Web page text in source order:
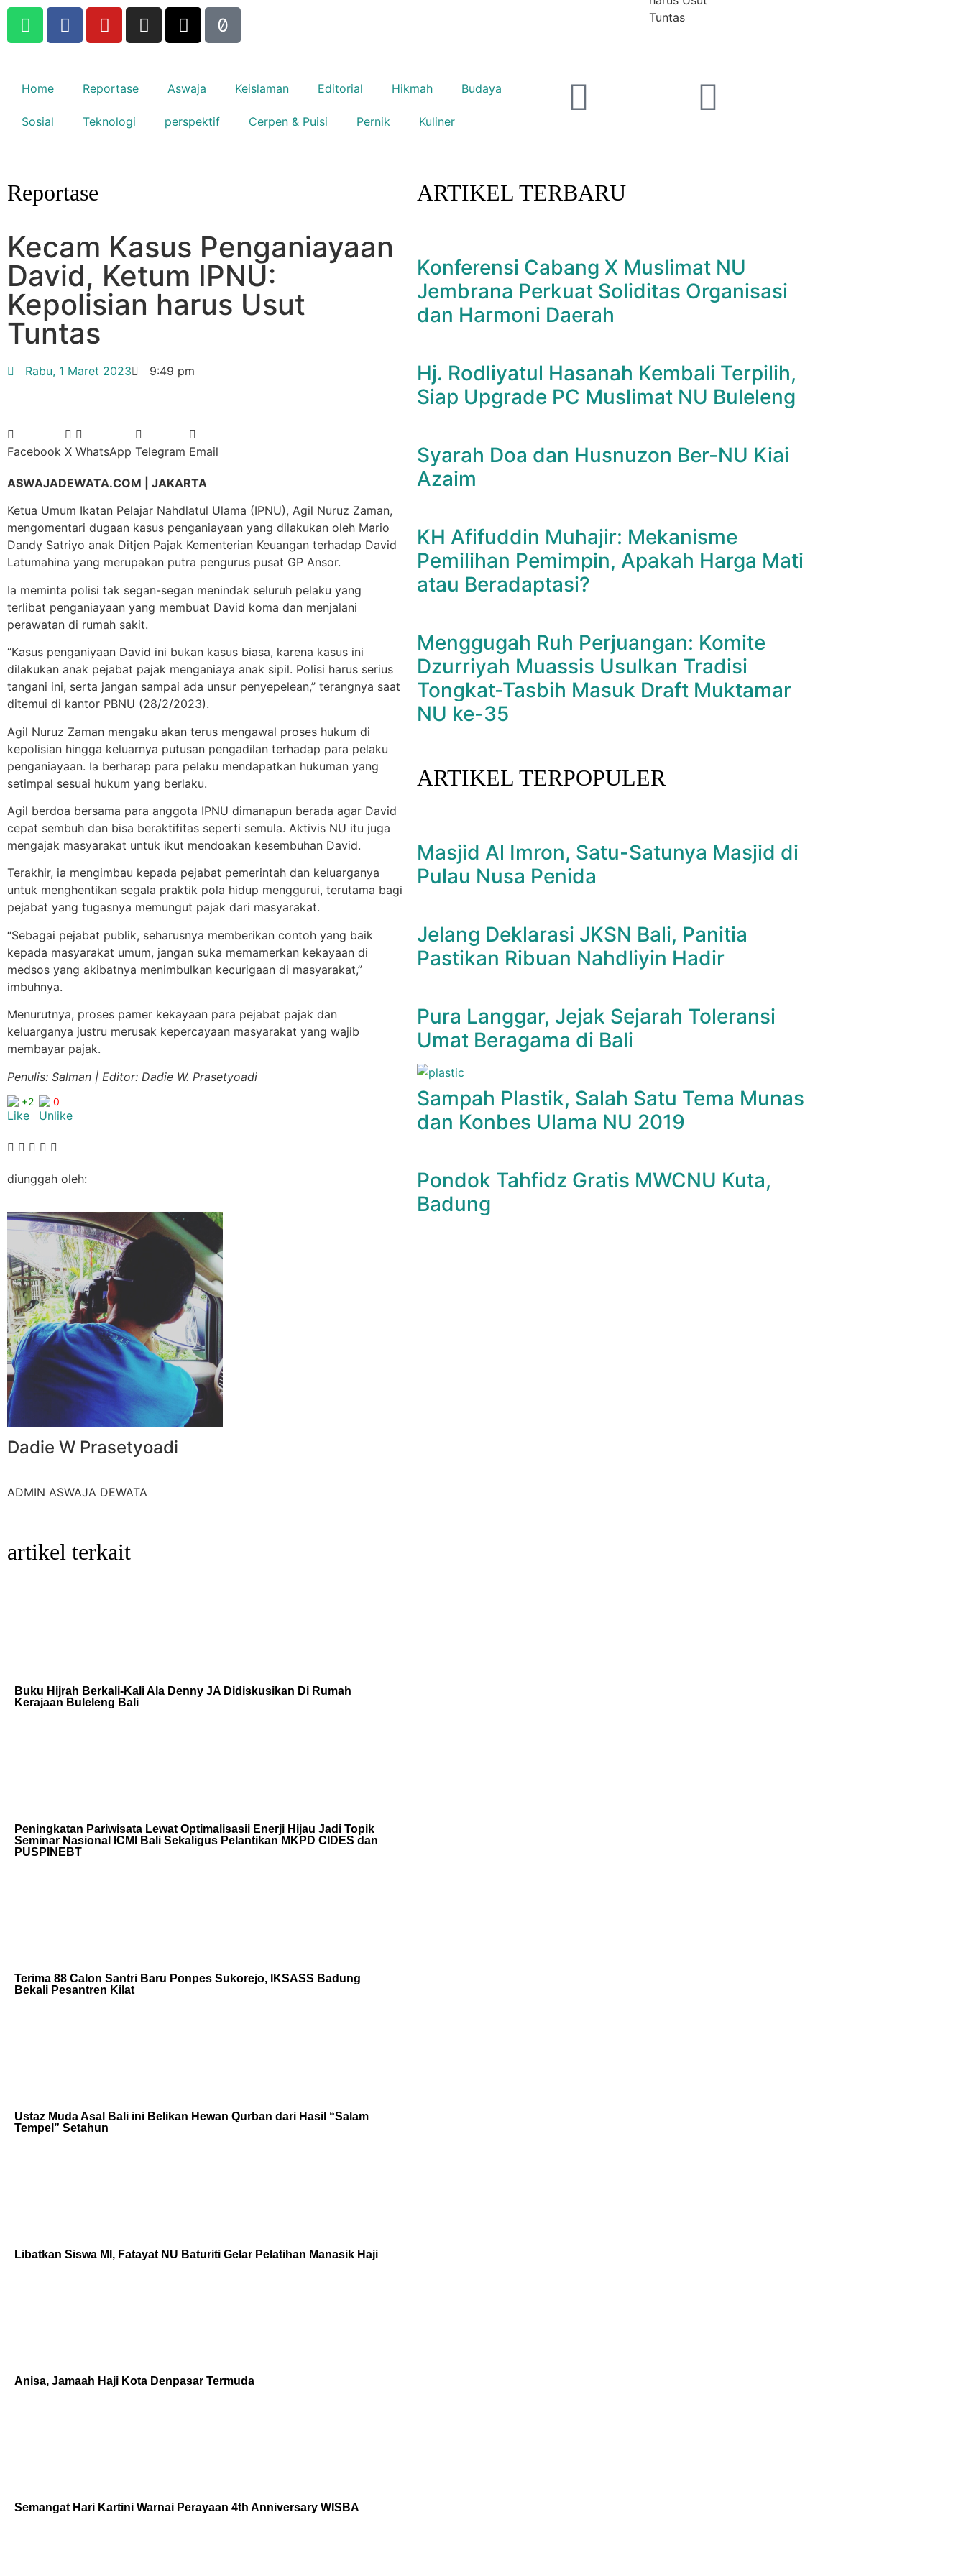
Home Reportase Aswaja Keislaman Editorial Hikmah Budaya
Sosial Teknologi perspektif Cerpen & Puisi Pernik Kuliner
Tuntas
Reportase
Kecam Kasus Penganiayaan
David, Ketum IPNU:
Kepolisian harus Usut
Tuntas
Rabu, 1 Maret 2023 9:49 pm
Facebook X WhatsApp Telegram Email
ASWAJADEWATA.COM | JAKARTA
Ketua Umum Ikatan Pelajar Nahdlatul Ulama (IPNU), Agil Nuruz Zaman,
mengomentari dugaan kasus penganiayaan yang dilakukan oleh Mario
Dandy Satriyo anak Ditjen Pajak Kementerian Keuangan terhadap David
Latumahina yang merupakan putra pengurus pusat GP Ansor.
Ia meminta polisi tak segan-segan menindak seluruh pelaku yang
terlibat penganiayaan yang membuat David koma dan menjalani
perawatan di rumah sakit.
“Kasus penganiyaan David ini bukan kasus biasa, karena kasus ini
dilakukan anak pejabat pajak menganiaya anak sipil. Polisi harus serius
tangani ini, serta jangan sampai ada unsur penyepelean,” terangnya saat
ditemui di kantor PBNU (28/2/2023).
Agil Nuruz Zaman mengaku akan terus mengawal proses hukum di
kepolisian hingga keluarnya putusan pengadilan terhadap para pelaku
penganiayaan. Ia berharap para pelaku mendapatkan hukuman yang
setimpal sesuai hukum yang berlaku.
Agil berdoa bersama para anggota IPNU dimanapun berada agar David
cepat sembuh dan bisa beraktifitas seperti semula. Aktivis NU itu juga
mengajak masyarakat untuk ikut mendoakan kesembuhan David.
Terakhir, ia mengimbau kepada pejabat pemerintah dan keluarganya
untuk menghentikan segala praktik pola hidup menggurui, terutama bagi
pejabat yang tugasnya memungut pajak dari masyarakat.
“Sebagai pejabat publik, seharusnya memberikan contoh yang baik
kepada masyarakat umum, jangan suka memamerkan kekayaan di
medsos yang akibatnya menimbulkan kecurigaan di masyarakat,”
imbuhnya.
Menurutnya, proses pamer kekayaan para pejabat pajak dan
keluarganya justru merusak kepercayaan masyarakat yang wajib
membayar pajak.
Penulis: Salman | Editor: Dadie W. Prasetyoadi
+2 0
diunggah oleh:
Dadie W Prasetyoadi
ADMIN ASWAJA DEWATA
artikel terkait
Buku Hijrah Berkali-Kali Ala Denny JA Didiskusikan Di Rumah
Kerajaan Buleleng Bali
Peningkatan Pariwisata Lewat Optimalisasii Enerji Hijau Jadi Topik
Seminar Nasional ICMI Bali Sekaligus Pelantikan MKPD CIDES dan
PUSPINEBT
Terima 88 Calon Santri Baru Ponpes Sukorejo, IKSASS Badung
Bekali Pesantren Kilat
Ustaz Muda Asal Bali ini Belikan Hewan Qurban dari Hasil “Salam
Tempel” Setahun
Libatkan Siswa MI, Fatayat NU Baturiti Gelar Pelatihan Manasik Haji
Anisa, Jamaah Haji Kota Denpasar Termuda
Semangat Hari Kartini Warnai Perayaan 4th Anniversary WISBA
ARTIKEL TERBARU
Konferensi Cabang X Muslimat NU
Jembrana Perkuat Soliditas Organisasi
dan Harmoni Daerah
Hj. Rodliyatul Hasanah Kembali Terpilih,
Siap Upgrade PC Muslimat NU Buleleng
Syarah Doa dan Husnuzon Ber-NU Kiai
Azaim
KH Afifuddin Muhajir: Mekanisme
Pemilihan Pemimpin, Apakah Harga Mati
atau Beradaptasi?
Menggugah Ruh Perjuangan: Komite
Dzurriyah Muassis Usulkan Tradisi
Tongkat-Tasbih Masuk Draft Muktamar
NU ke-35
ARTIKEL TERPOPULER
Masjid Al Imron, Satu-Satunya Masjid di
Pulau Nusa Penida
Jelang Deklarasi JKSN Bali, Panitia
Pastikan Ribuan Nahdliyin Hadir
Pura Langgar, Jejak Sejarah Toleransi
Umat Beragama di Bali
Sampah Plastik, Salah Satu Tema Munas
dan Konbes Ulama NU 2019
Pondok Tahfidz Gratis MWCNU Kuta,
Badung